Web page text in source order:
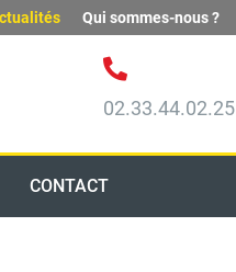
Qui sommes-nous ?
02.33.44.02.25
CONTACT